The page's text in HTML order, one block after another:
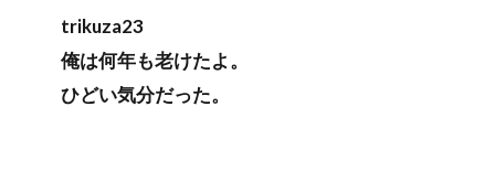
trikuza23
俺は何年も老けたよ。
ひどい気分だった。